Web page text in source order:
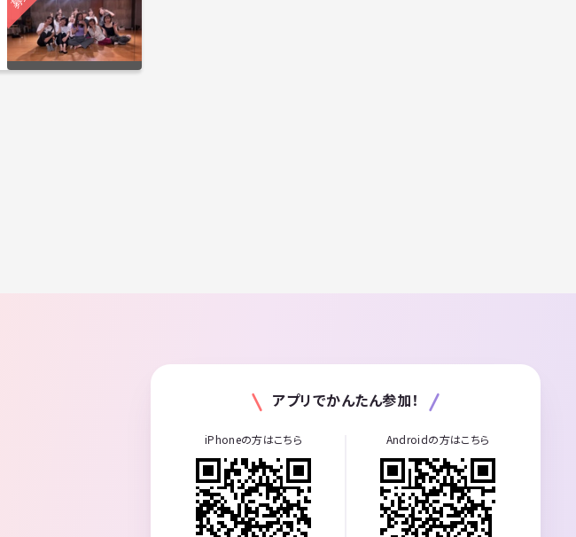
アプリでかんたん参加！
iPhoneの方はこちら Androidの方はこちら